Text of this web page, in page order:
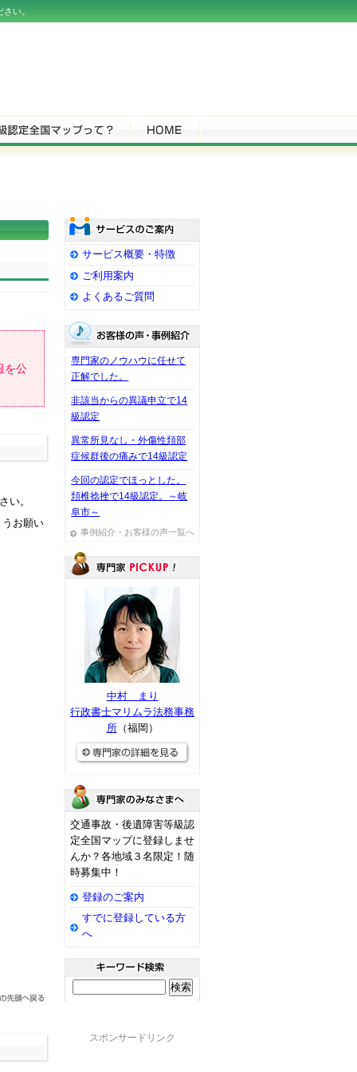
い。
を公
い。
お願い
サービス概要・特徴
ご利用案内
よくあるご質問
専門家のノウハウに任せて
正解でした。
非該当からの異議申立で14
級認定
異常所見なし・外傷性頚部
症候群後の痛みで14級認定
今回の認定でほっとした。
頚椎捻挫で14級認定。～岐
阜市～
事例紹介・お客様の声一覧へ
中村 まり
行政書士マリムラ法務事務
所（福岡）
交通事故・後遺障害等級認
定全国マップに登録しませ
んか？各地域３名限定！随
時募集中！
登録のご案内
すでに登録している方
へ
スポンサードリンク